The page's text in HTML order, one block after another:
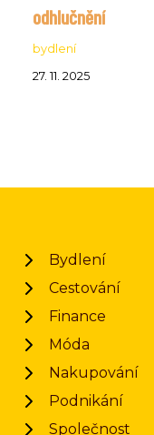
odhlučnění
bydlení
27. 11. 2025
Bydlení
Cestování
Finance
Móda
Nakupování
Podnikání
Společnost